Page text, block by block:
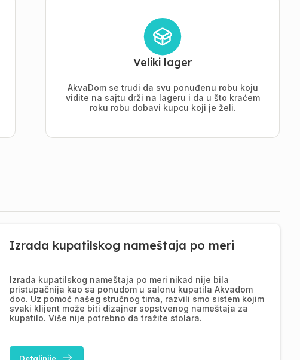
Veliki lager
AkvaDom se trudi da svu ponuđenu robu koju
vidite na sajtu drži na lageru i da u što kraćem
roku robu dobavi kupcu koji je želi.
Izrada kupatilskog nameštaja po meri
Izrada kupatilskog nameštaja po meri nikad nije bila
pristupačnija kao sa ponudom u salonu kupatila Akvadom
doo. Uz pomoć našeg stručnog tima, razvili smo sistem kojim
svaki klijent može biti dizajner sopstvenog nameštaja za
kupatilo. Više nije potrebno da tražite stolara.